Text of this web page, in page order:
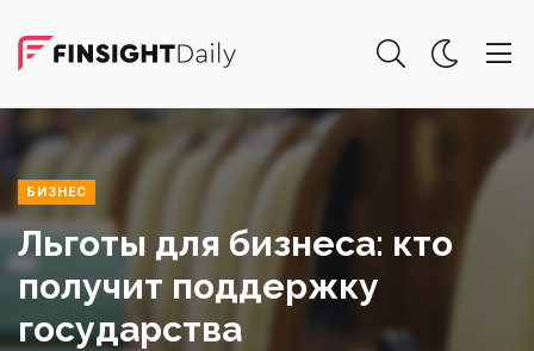
БИЗНЕС
Льготы для бизнеса: кто
получит поддержку
государства